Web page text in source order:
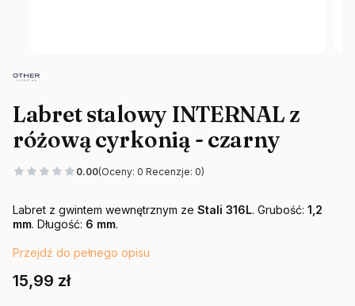
Labret stalowy INTERNAL z
różową cyrkonią - czarny
0.00(Oceny: 0 Recenzje: 0)
Labret z gwintem wewnętrznym ze Stali 316L. Grubość: 1,2
mm. Długość: 6 mm.
Przejdź do pełnego opisu
Cena
15,99 zł